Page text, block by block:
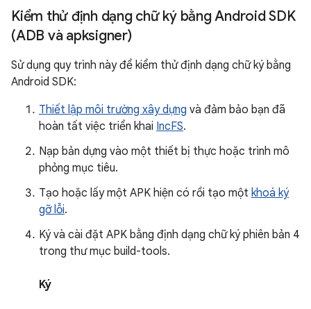
Kiểm thử định dạng chữ ký bằng Android SDK
(ADB và apksigner)
Sử dụng quy trình này để kiểm thử định dạng chữ ký bằng
Android SDK:
Thiết lập môi trường xây dựng và đảm bảo bạn đã
hoàn tất việc triển khai IncFS.
Nạp bản dựng vào một thiết bị thực hoặc trình mô
phỏng mục tiêu.
Tạo hoặc lấy một APK hiện có rồi tạo một khoá ký
gỡ lỗi.
Ký và cài đặt APK bằng định dạng chữ ký phiên bản 4
trong thư mục build-tools.
Ký